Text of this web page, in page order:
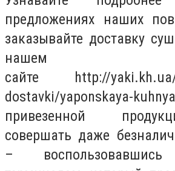
предложениях наших
заказывайте доставку
нашем
сайте http://yaki.kh.ua/
dostavki/yaponskaya-
привезенной
совершать даже
–